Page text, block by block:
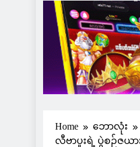
Home
ဘောလုံး
လီဗာပူးရဲ့ ပွဲစဉ်ဇယ